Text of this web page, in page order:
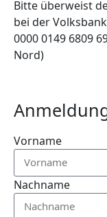
Bitte überweist
bei der
0000 0149 6809
Nord)
Vorname
Nachname